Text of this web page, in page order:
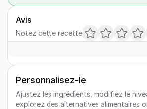
Avis
Notez cette recette
Personnalisez-le
Ajustez les ingrédients, modifiez le
explorez des alternatives alimentaires